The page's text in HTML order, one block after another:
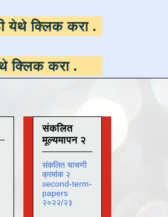
येथे क्लिक करा
.
संकलित
मूल्यमापन २
संकलित चाचणी
क्रमांक २
second-term-
papers
२०२२/२३